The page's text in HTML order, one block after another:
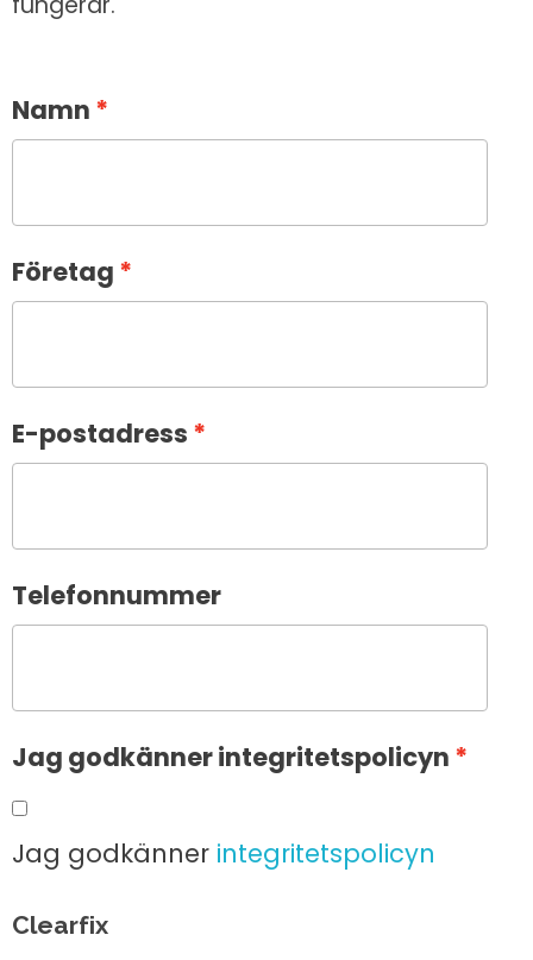
Namn
Företag
E-postadress
Telefonnummer
Jag godkänner integritetspolicyn
Jag godkänner integritetspolicyn
Clearfix